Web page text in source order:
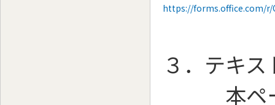
https://forms.office.com/r/
３．テキス
本ペー